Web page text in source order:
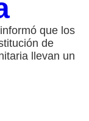
que los
de
llevan un